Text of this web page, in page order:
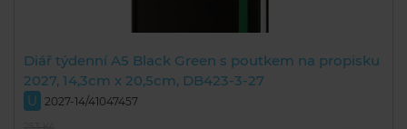
Diář týdenní A5 Black Green s poutkem na propisku
2027, 14,3cm x 20,5cm, DB423-3-27
U 2027-14/41047457